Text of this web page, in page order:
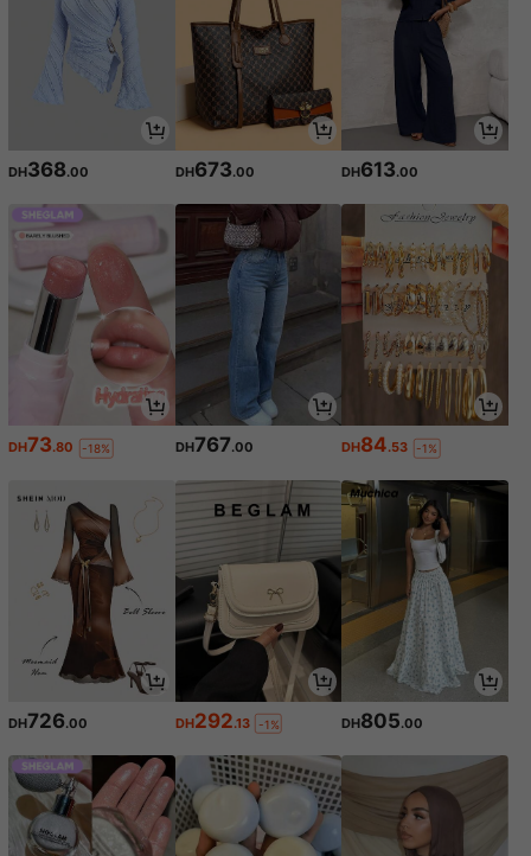
DH368.00 DH673.00 DH613.00
DH73.80 -18% DH767.00 DH84.53 -1%
DH726.00 DH292.13 -1% DH805.00